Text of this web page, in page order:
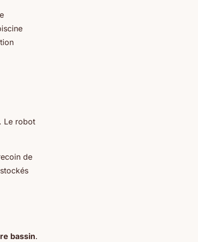
Le robot
de
bassin.